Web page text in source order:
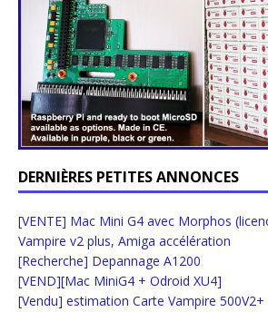
DERNIÈRES PETITES ANNONCES
[VENTE] Mac Mini G4 avec Morphos
Vampire v2 plus, Amiga accélération
[Recherche] Depannage A1200
[VEND][Mac MiniG4 + Odroid XU4]
[Vendu] estimation Carte Vampire 500V2+